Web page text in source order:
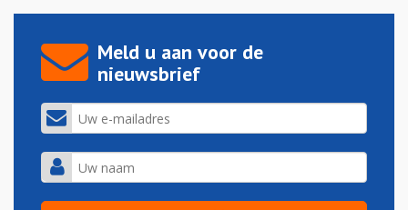
Meld u aan voor de
nieuwsbrief